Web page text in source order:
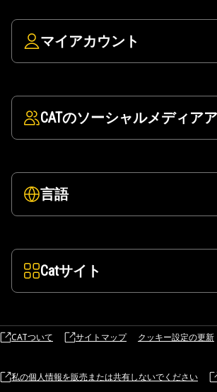
マイアカウント
CATのソーシャルメディア
言語
Catサイト
CATついて サイトマップ クッキー設定の更新
私の個人情報を販売または共有しないでください